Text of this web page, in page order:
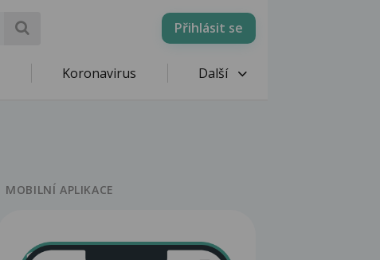
Přihlásit se
Koronavirus Další
MOBILNÍ APLIKACE